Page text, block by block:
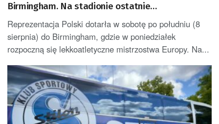
Birmingham. Na stadionie ostatnie
przygotowania
Reprezentacja Polski dotarła w sobotę po południu (8
sierpnia) do Birmingham, gdzie w poniedziałek
rozpoczną się lekkoatletyczne mistrzostwa Europy. Na...